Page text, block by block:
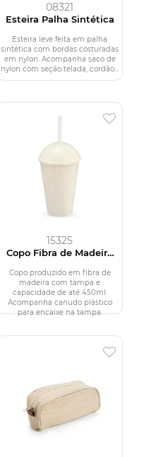
08321
Esteira Palha Sintética
Esteira leve feita em palha
sintética com bordas costuradas
em nylon. Acompanha saco de
nylon com seção telada, cordão...
15325
Copo Fibra de Madeira
Copo produzido em fibra de
madeira com tampa e
capacidade de até 450ml.
Acompanha canudo plástico
para encaixe na tampa.